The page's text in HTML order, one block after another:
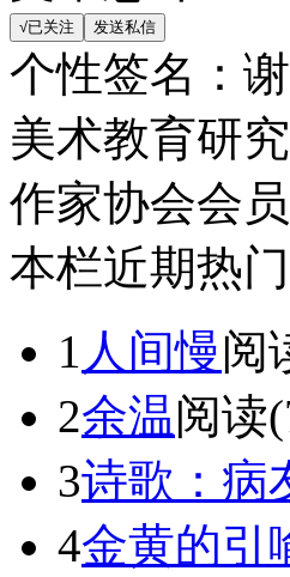
个性签名：
美术教育研
作家协会会
本栏近期热门
1 人间慢阅
2余温阅读
3诗歌：病
4金黄的引